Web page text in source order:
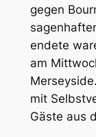
gegen
endete
am
mit
Gäste aus